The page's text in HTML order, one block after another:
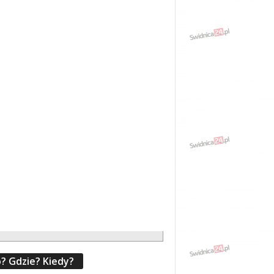
Gdzie? Kiedy?